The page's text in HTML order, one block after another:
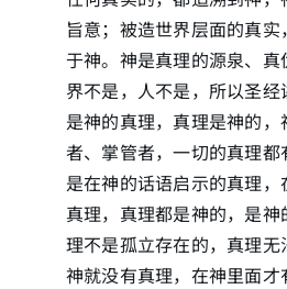
旨意；被造世界层面的真
于神。神是真理的源泉、
界不是，人不是，所以圣
是神的真理，真理是神的，
者、掌管者，一切的真理
是在神的话语启示的真理
真理，真理都是神的，是
理不是孤立存在的，真理
神就没有真理，在神里面